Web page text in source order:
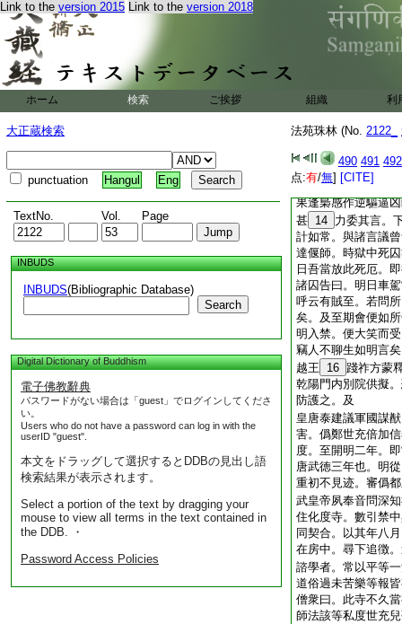
Link to the version 2015 Link to the version 2018
ホーム 検索 ご挨拶 組織 利
大正蔵検索
punctuation Hangul Eng
TextNo. Vol. Page
INBUDS
INBUDS(Bibliographic Database)
Search
Digital Dictionary of Buddhism
電子佛教辭典
パスワードがない場合は「guest」でログインしてくださ
い。
Users who do not have a password can log in with the
userID "guest".
本文をドラッグして選択するとDDBの見出し語
検索結果が表示されます。
Select a portion of the text by dragging your
mouse to view all terms in the text contained in
the DDB. ・
Password Access Policies
法苑珠林 (No. 2122_
490 491 492
点:有/無] [CITE]
識見多驚異。故吾
於蒋州大歸善
日。以三衣襆遙擲
鏘然不散
唐西京化度寺釋轉
人。形服僧儀貌 11
慍。以隋大業八年
有賊起及至覆檢。
能加罪。權令收禁
果逢梟感作逆驅逼
甚 14 力委其言。
計如常。與諸言議
達偃師。時獄中死
日吾當放此死厄。
諸囚告曰。明日車
呼云有賊至。若問
矣。及至期會便如
明入禁。便大笑而
竊人不聊生如明言
越王
16 踐祚方蒙
乾陽門内別院供擬
防護之。及
皇唐泰建議軍國謀
害。僞鄭世充倍加
度。至開明二年。
唐武徳三年也。明
重初不見迹。審僞
武皇帝夙奉音問深
住化度寺。數引禁
同契合。以其年八
在房中。尋下追徴
諮學者。常以平等
道俗過未苦樂等報
僧衆曰。此寺不久
師法該等私度世充